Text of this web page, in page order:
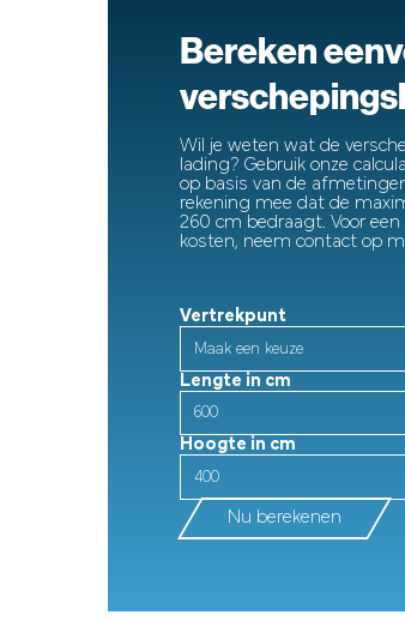
Bereken
Wil je weten wat de
lading? Gebruik onze
op basis van de
rekening mee dat de
260 cm bedraagt. Voor
kosten, neem contact op
Vertrekpunt
Lengte in cm
Hoogte in cm
Nu berekenen